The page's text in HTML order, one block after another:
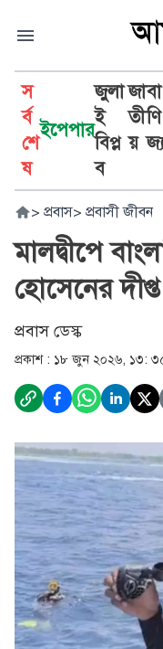
স
র্ব
শে
ষ
ইপেপার
জুলা
ই
বিপ্ল
ব
জা
তী
য়
বা
ণি
> প্রবাস> প্রবাসী জীবন
মালদ্বীপে
হোসেনের
প্রবাস ডেস্ক
প্রকাশ : ১৮ জুন ২০২৬, ১৩: